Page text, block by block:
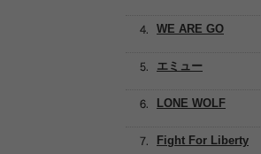
LONE WOLF
Fight For Liberty
エミュー
WE ARE GO